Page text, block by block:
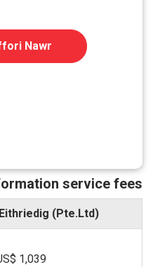
Nawr
service fees
(Pte.Ltd)
1,039